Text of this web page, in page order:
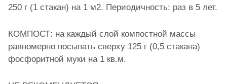
250 г (1 стакан) на 1 м2. Периодичность: раз в 5 лет.
КОМПОСТ: на каждый слой компостной массы
равномерно посыпать сверху 125 г (0,5 стакана)
фосфоритной муки на 1 кв.м.